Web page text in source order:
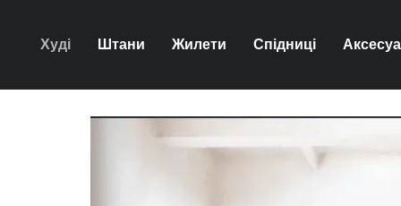
Худі Штани Жилети Спідниці